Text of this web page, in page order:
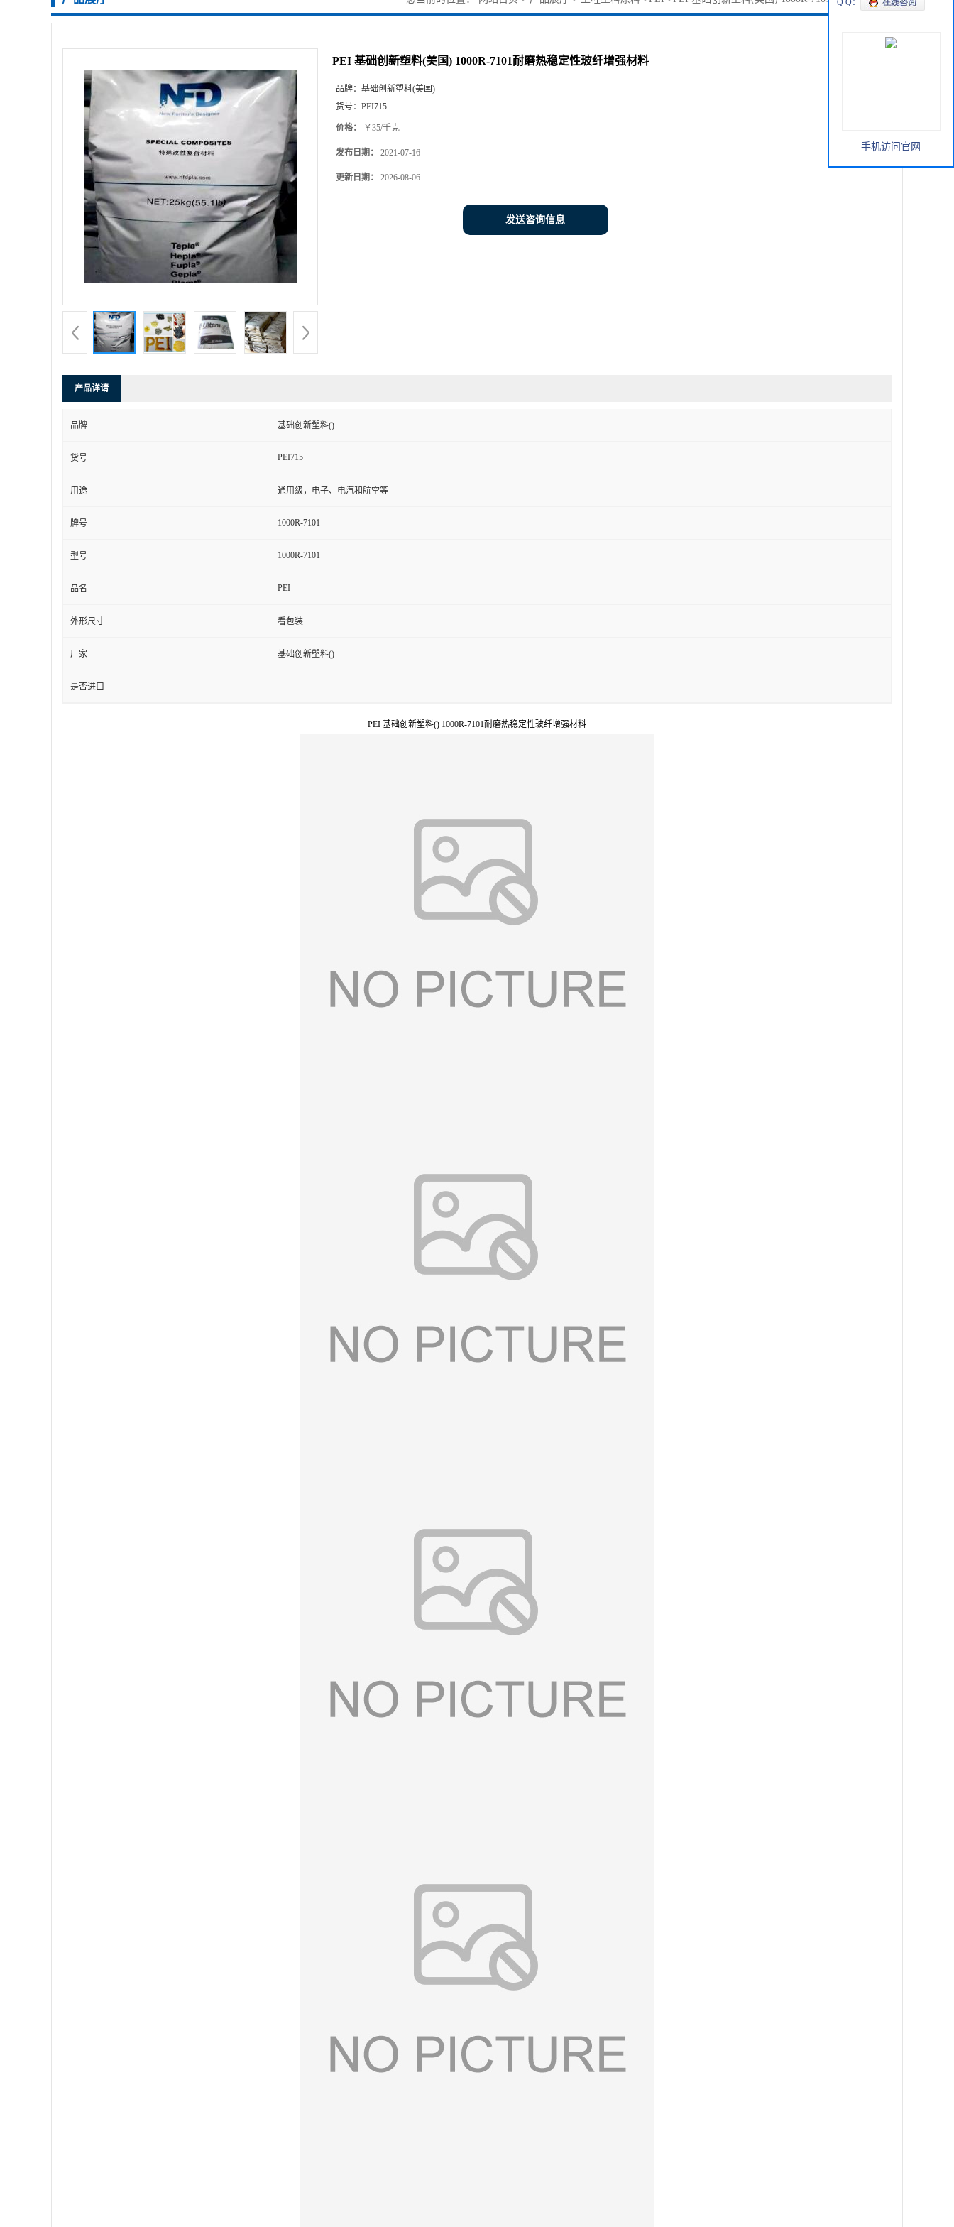
纤增强材料
PEI 基础创新塑料(美国) 1000R-7101耐磨热稳定性玻纤增强材料
品牌： 基础创新塑料(美国)
货号： PEI715
价格： ￥35/千克
发布日期： 2021-07-16
更新日期： 2026-08-06
发送咨询信息
产品详请
品牌 基础创新塑料()
货号 PEI715
用途 通用级，电子、电汽和航空等
牌号 1000R-7101
型号 1000R-7101
品名 PEI
外形尺寸 看包装
厂家 基础创新塑料()
是否进口
PEI 基础创新塑料() 1000R-7101耐磨热稳定性玻纤增强材料
Q Q：
手机访问官网